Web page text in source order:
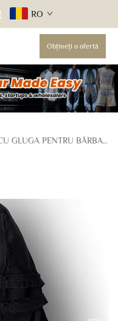
RO
Obțineți o ofertă
GLUGA PENTRU BĂRBAȚI